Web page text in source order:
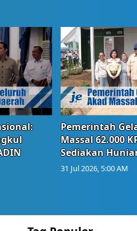
Pemerintah
Massal 62.000
Sediakan
31 Jul 2026, 5:00 AM